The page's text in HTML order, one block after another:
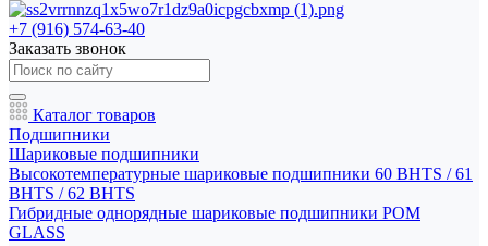
+7 (916) 574-63-40
Заказать звонок
Каталог товаров
Подшипники
Шариковые подшипники
Высокотемпературные шариковые подшипники 60 BHTS / 61
BHTS / 62 BHTS
Гибридные однорядные шариковые подшипники POM
GLASS